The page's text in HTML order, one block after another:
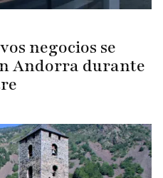
negocios se
Andorra durante